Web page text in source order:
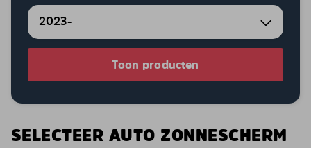
2023-
Toon producten
SELECTEER AUTO ZONNESCHERM